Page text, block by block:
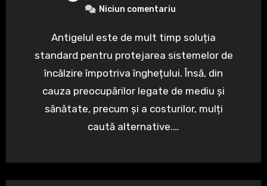
Niciun comentariu
Antigelul este de mult timp soluția
standard pentru protejarea sistemelor de
încălzire împotriva înghețului. Însă, din
cauza preocupărilor legate de mediu și
sănătate, precum și a costurilor, mulți
caută alternative.…